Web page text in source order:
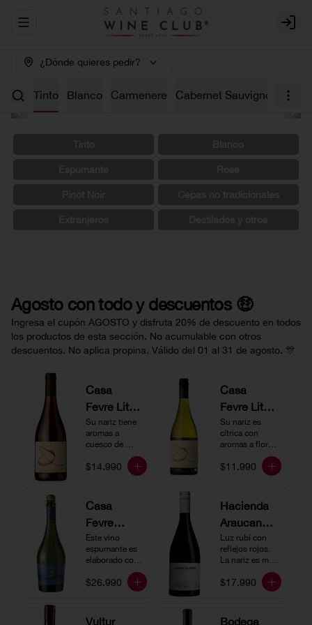
Abrir menu de navegación Login
¿Dónde quieres pedir?
🤑 Tinto Blanco Carmenere Cabernet Sauvignon
Agosto con todo y descuentos 🤑
Ingresa el cupón AGOSTO y disfruta 20% de descuento en todos
los productos de esta sección. No acumulable con otros
descuentos. No aplica propina. Válido del 01 al 31 de agosto. 🎊
Casa
Fevre Little
Quino
Pinot Noir
Su nariz tiene
aromas a
cuesco de
frambuesa. En
boca tiene una
es un vino muy
vertical. Ideal
para beberlo
más frío como
acompañado de
$14.990
Casa
Fevre Little
Quino
Sauvignon
Su nariz es
cítrica con
aromas a flores
blancas y lima.
En boca tiene
vertical y de
persistencia
media. Ideal
para acompañar
con ostras.
$11.990
Casa
Fevre
Quino
Espumant
Este vino
espumante es
elaborado con
tradicional y se
produce a partir
Chardonnay y
$26.990
Hacienda
Araucano-
Lurton
Humo
Gran
Luz rubí con
reflejos rojos.
La nariz es muy
expresiva con
notas de fresa y
rico y redondo
$17.990
Vultur
Bodega